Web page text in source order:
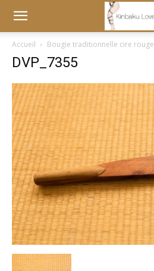
Accueil Bougie traditionnelle cire rouge
DVP_7355